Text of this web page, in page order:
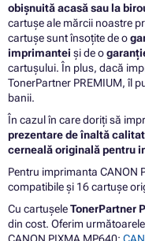
obișnuită acasă sau la
cartușe ale mărcii noastre
cartușe sunt însoțite de o
imprimantei și de o
cartușului. În plus, dacă
TonerPartner PREMIUM, îl
banii.
În cazul în care doriți să
prezentare de înaltă
cerneală originală pentru
Pentru imprimanta CANON
compatibile și 16 cartușe
Cu cartușeleTonerPartner
din cost. Oferim
CANON PIXMA MP640: